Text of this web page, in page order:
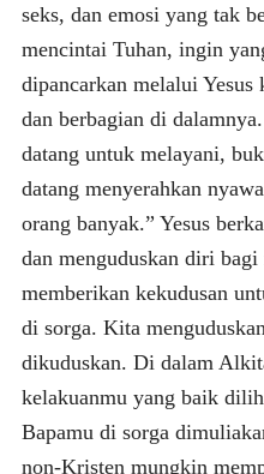
seks, dan emosi yang tak
mencintai Tuhan, ingin
dipancarkan melalui
dan berbagian di
datang untuk melayani,
datang menyerahkan
orang banyak.” Yesus
dan menguduskan diri bagi
memberikan kekudusan
di sorga. Kita
dikuduskan. Di dalam
kelakuanmu yang baik
Bapamu di sorga
non-Kristen mungkin